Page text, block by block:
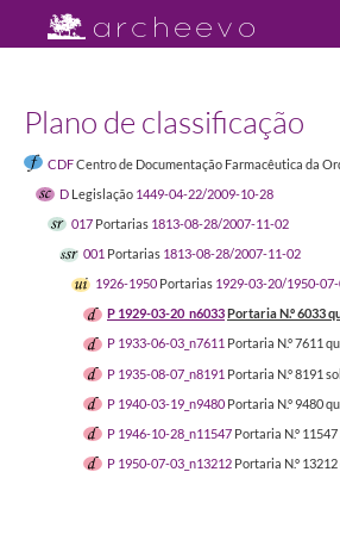
Plano de classificação
CDFCentro de Documentação Farmacêutica da
D Legislação 1449-04-22/2009-10-28
017 Portarias 1813-08-28/2007-11-02
001 Portarias 1813-08-28/2007-11-02
1926-1950 Portarias 1929-03-20/1950-
P 1929-03-20_n6033Portaria N.º 6033
P 1933-06-03_n7611 Portaria N.º 7611
P 1935-08-07_n8191 Portaria N.º 8191
P 1940-03-19_n9480 Portaria N.º 9480
P 1946-10-28_n11547 Portaria N.º
P 1950-07-03_n13212 Portaria N.º